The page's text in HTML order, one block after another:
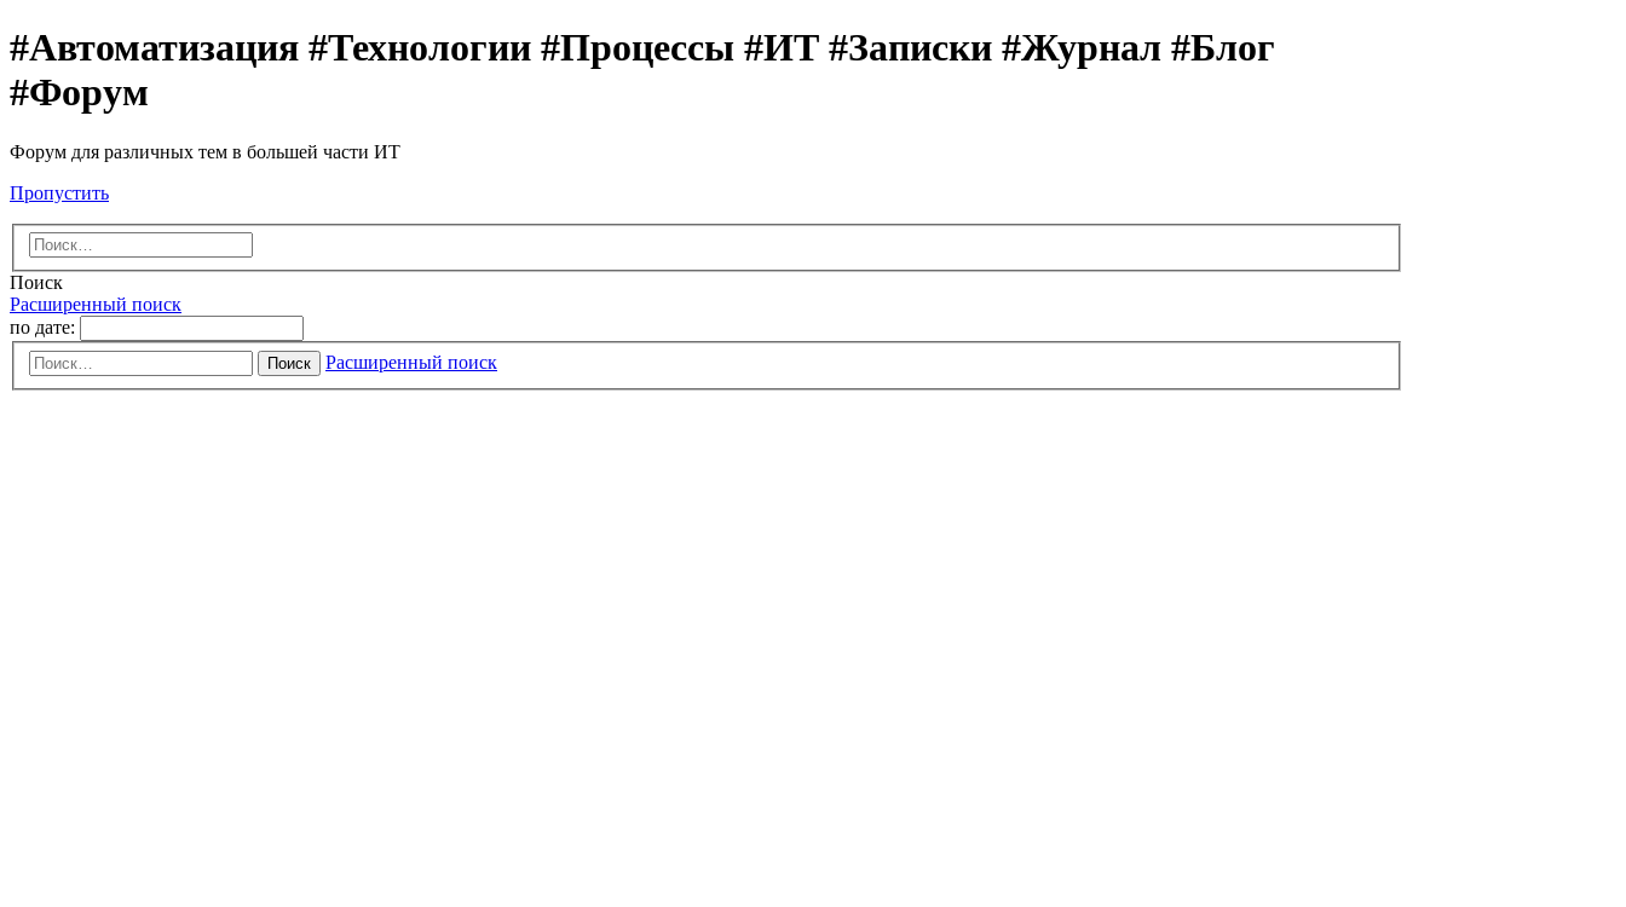
#Автоматизация #Технологии #Процессы #ИТ #Записки #Журнал #Блог
#Форум
Форум для различных тем в большей части ИТ
Пропустить
Поиск
Расширенный поиск
по дате:
Поиск Расширенный поиск